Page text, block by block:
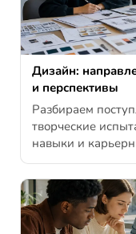
Дизайн:
и перспективы
Разбираем
творческие
навыки и